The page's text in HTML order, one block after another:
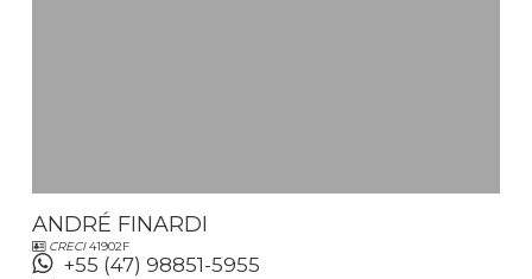
ANDRÉ FINARDI
CRECI41902F
+55 (47) 98851-5955